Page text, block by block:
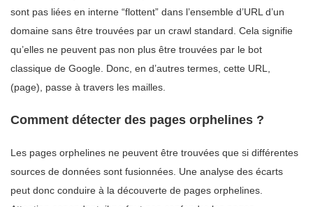
sont pas liées en interne “flottent” dans l’ensemble d’URL d’un
domaine sans être trouvées par un crawl standard. Cela signifie
qu’elles ne peuvent pas non plus être trouvées par le bot
classique de Google. Donc, en d’autres termes, cette URL,
(page), passe à travers les mailles.
Comment détecter des pages orphelines ?
Les pages orphelines ne peuvent être trouvées que si différentes
sources de données sont fusionnées. Une analyse des écarts
peut donc conduire à la découverte de pages orphelines.